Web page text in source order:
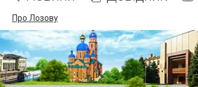
Про Лозову